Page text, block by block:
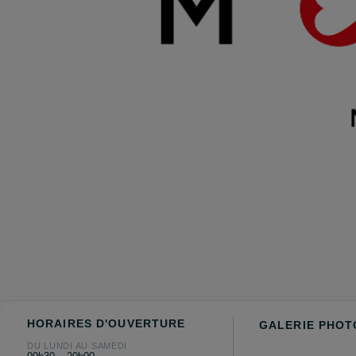
HORAIRES D'OUVERTURE
DU LUNDI AU SAMEDI
GALERIE